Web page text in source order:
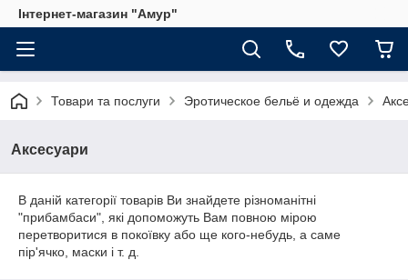
Інтернет-магазин "Амур"
Товари та послуги Эротическое бельё и одежда
Аксесуари
В даній категорії товарів Ви знайдете різноманітні
"прибамбаси", які допоможуть Вам повною мірою
перетворитися в покоївку або ще кого-небудь, а саме
пір'ячко, маски і т. д.